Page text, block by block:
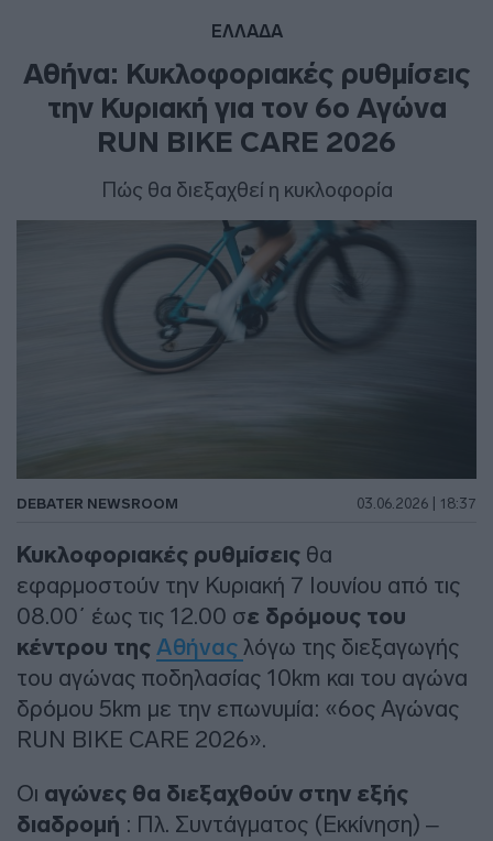
ΕΛΛΑΔΑ
Αθήνα: Κυκλοφοριακές ρυθμίσεις
την Κυριακή για τον 6ο Αγώνα
RUN BIKE CARE 2026
Πώς θα διεξαχθεί η κυκλοφορία
DEBATER NEWSROOM 03.06.2026 | 18:37
Κυκλοφοριακές ρυθμίσεις θα
εφαρμοστούν την Κυριακή 7 Ιουνίου από τις
08.00΄ έως τις 12.00 σε δρόμους του
κέντρου της Αθήνας λόγω της διεξαγωγής
του αγώνας ποδηλασίας 10km και του αγώνα
δρόμου 5km με την επωνυμία: «6ος Αγώνας
RUN BIKE CARE 2026».
Οι αγώνες θα διεξαχθούν στην εξής
διαδρομή : Πλ. Συντάγματος (Εκκίνηση) –